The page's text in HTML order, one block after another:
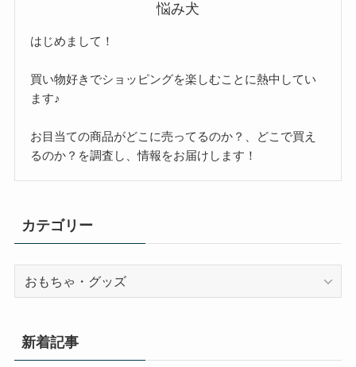
悩み犬
はじめまして！
買い物好きでショッピングを楽しむことに熱中してい
ます♪
お目当ての商品がどこに売ってるのか？、どこで買え
るのか？を調査し、情報をお届けします！
カテゴリー
リ
ー
新着記事